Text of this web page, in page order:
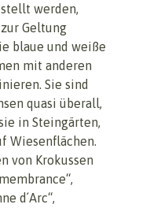
werden,
Geltung
blaue und weiße
mit anderen
Sie sind
quasi überall,
in Steingärten,
Wiesenflächen.
von Krokussen
d´Arc“,